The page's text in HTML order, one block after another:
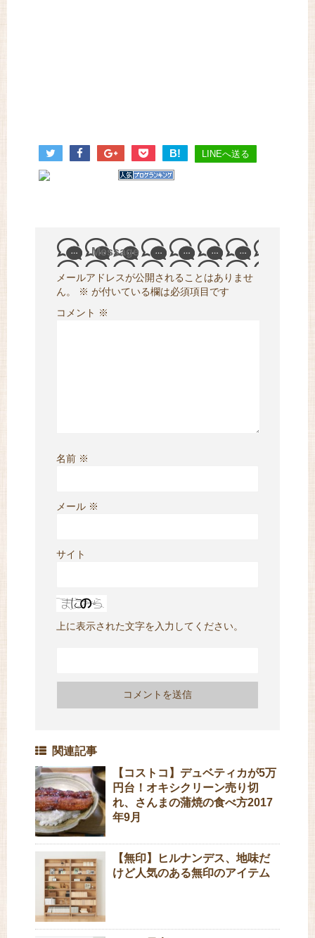
B! LINEへ送る
Message
メールアドレスが公開されることはありませ
ん。
※ が付いている欄は必須項目です
コメント ※
名前 ※
メール ※
サイト
上に表示された文字を入力してください。
関連記事
【コストコ】デュベティカが5万
円台！オキシクリーン売り切
れ、さんまの蒲焼の食べ方2017
年9月
【無印】ヒルナンデス、地味だ
けど人気のある無印のアイテム